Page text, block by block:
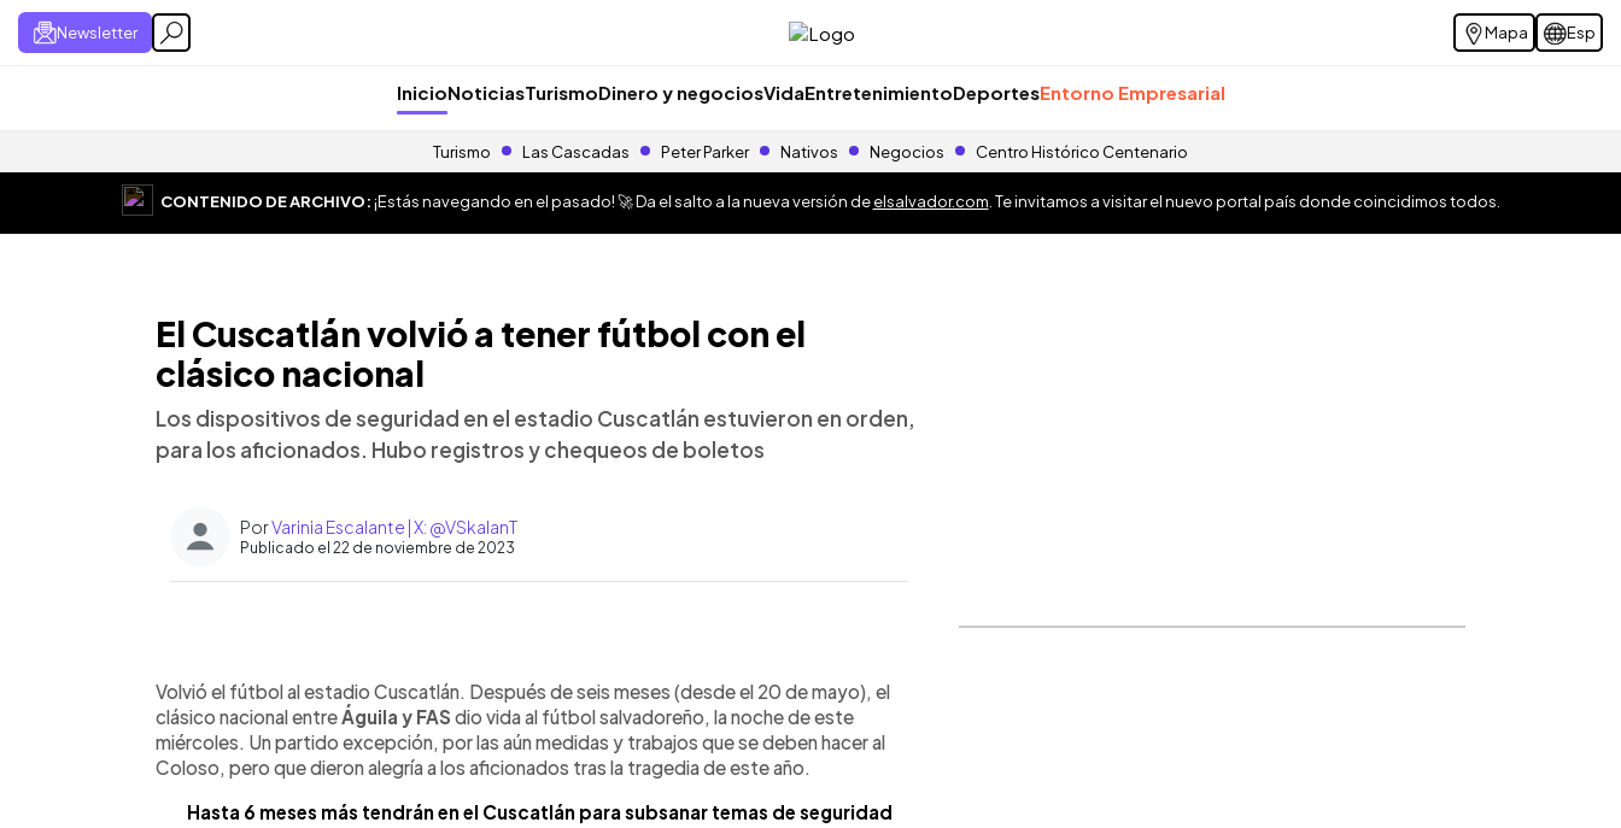
Newsletter Mapa Esp
InicioNoticiasTurismoDinero y negociosVidaEntretenimientoDeportesEntorno Empresarial
Turismo Las Cascadas Peter Parker Nativos Negocios Centro Histórico Centenario
CONTENIDO DE ARCHIVO:¡Estás navegando en el pasado! 🚀 Da el salto a la nueva versión deelsalvador.com . Te invitamos a visitar el nuevo portal país donde coincidimos todos.
El Cuscatlán volvió a tener fútbol con el
clásico nacional
Los dispositivos de seguridad en el estadio Cuscatlán estuvieron en orden,
para los aficionados. Hubo registros y chequeos de boletos
PorVarinia Escalante | X: @VSkalanT
Publicado el 22 de noviembre de 2023
► Escuchar artículo
Volvió el fútbol al estadio Cuscatlán. Después de seis meses (desde el 20 de mayo), el
clásico nacional entreÁguila y FAS dio vida al fútbol salvadoreño, la noche de este
miércoles. Un partido excepción, por las aún medidas y trabajos que se deben hacer al
Coloso, pero que dieron alegría a los aficionados tras la tragedia de este año.
Hasta 6 meses más tendrán en el Cuscatlán para subsanar temas de seguridad